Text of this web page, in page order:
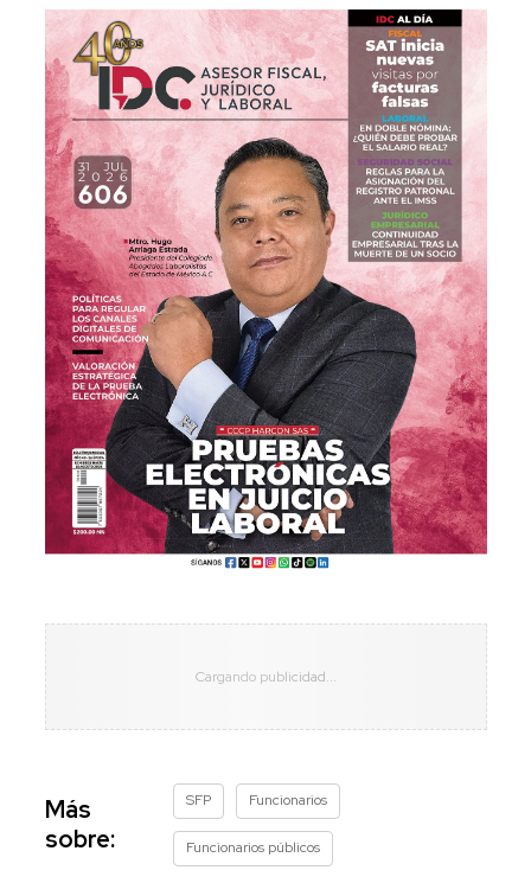
Más
sobre:
SFP Funcionarios
Funcionarios públicos